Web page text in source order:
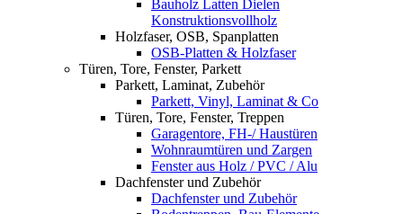
Bauholz Latten Dielen
Konstruktionsvollholz
Holzfaser, OSB, Spanplatten
OSB-Platten & Holzfaser
Türen, Tore, Fenster, Parkett
Parkett, Laminat, Zubehör
Parkett, Vinyl, Laminat & Co
Türen, Tore, Fenster, Treppen
Garagentore, FH-/ Haustüren
Wohnraumtüren und Zargen
Fenster aus Holz / PVC / Alu
Dachfenster und Zubehör
Dachfenster und Zubehör